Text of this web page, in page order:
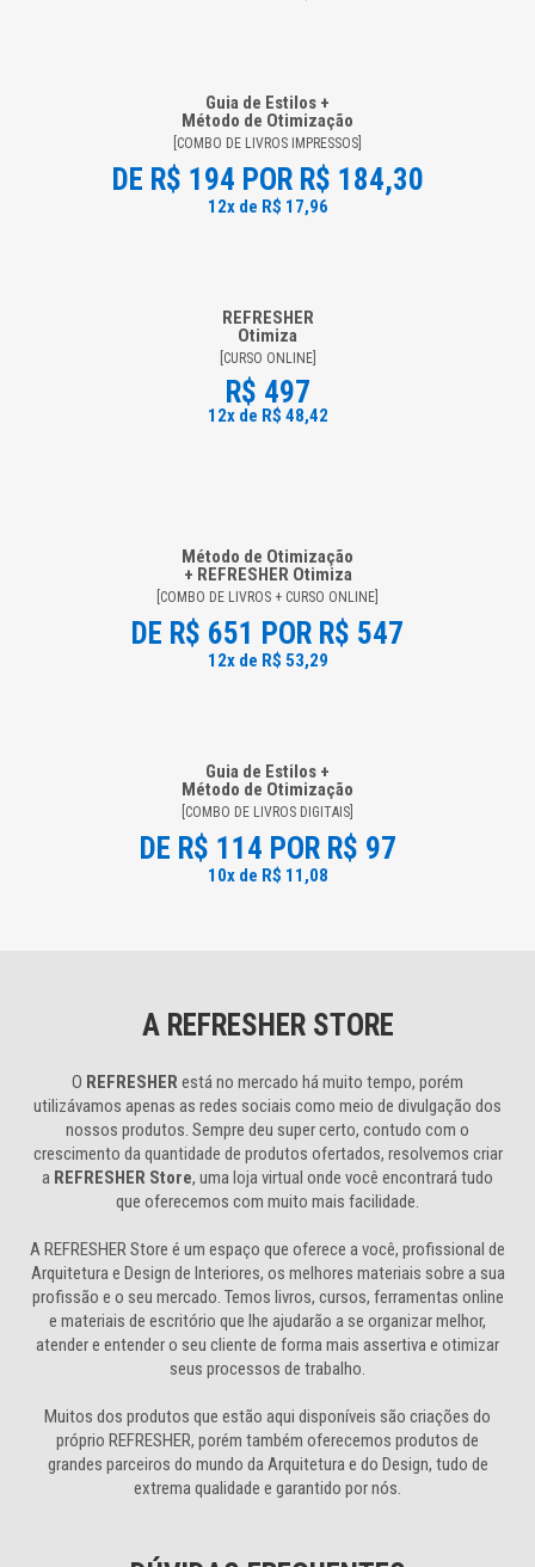
Guia de Estilos +
Método de Otimização
[COMBO DE LIVROS IMPRESSOS]
DE R$ 194 POR R$ 184,30
12x de R$ 17,96
REFRESHER
Otimiza
[CURSO ONLINE]
R$ 497
12x de R$ 48,42
Método de Otimização
+ REFRESHER Otimiza
[COMBO DE LIVROS + CURSO ONLINE]
DE R$ 651 POR R$ 547
12x de R$ 53,29
Guia de Estilos +
Método de Otimização
[COMBO DE LIVROS DIGITAIS]
DE R$ 114 POR R$ 97
10x de R$ 11,08
A REFRESHER STORE
O REFRESHER está no mercado há muito tempo, porém
utilizávamos apenas as redes sociais como meio de divulgação dos
nossos produtos. Sempre deu super certo, contudo com o
crescimento da quantidade de produtos ofertados, resolvemos criar
a REFRESHER Store, uma loja virtual onde você encontrará tudo
que oferecemos com muito mais facilidade.
A REFRESHER Store é um espaço que oferece a você, profissional de
Arquitetura e Design de Interiores, os melhores materiais sobre a sua
profissão e o seu mercado. Temos livros, cursos, ferramentas online
e materiais de escritório que lhe ajudarão a se organizar melhor,
atender e entender o seu cliente de forma mais assertiva e otimizar
seus processos de trabalho.
Muitos dos produtos que estão aqui disponíveis são criações do
próprio REFRESHER, porém também oferecemos produtos de
grandes parceiros do mundo da Arquitetura e do Design, tudo de
extrema qualidade e garantido por nós.